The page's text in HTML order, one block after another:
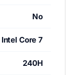
No
Intel Core 7
240H